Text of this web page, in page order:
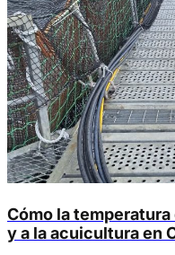
Cómo la
y a la acuicultura en